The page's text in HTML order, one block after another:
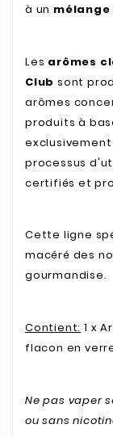
à un
Les arômes
Club sont
arômes
produits à
processus
certifiés et
Cette ligne
macéré des
gourmandise.
Contient: 1 x
flacon en
Ne pas vaper
ou sans